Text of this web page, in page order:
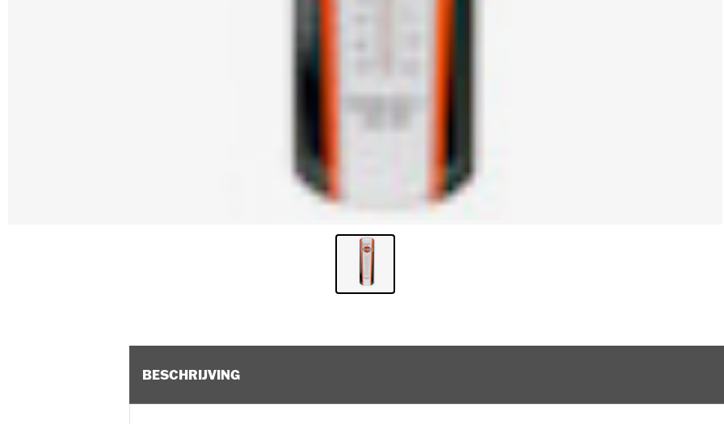
BESCHRIJVING